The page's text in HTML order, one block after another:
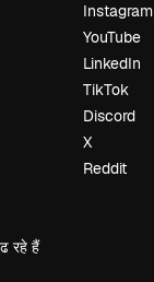
रहे हैं
Instagram
YouTube
LinkedIn
TikTok
Discord
X
Reddit